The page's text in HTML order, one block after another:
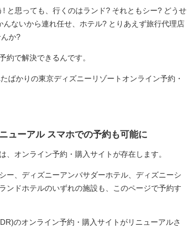
と思っても、行くのはランド? それともシー? どうせ
ないから連れ任せ、ホテル? とりあえず旅行代理店
か?
約で解決できるんです。
ばかりの東京ディズニーリゾートオンライン予約・
ューアル スマホでの予約も可能に
オンライン予約・購入サイトが存在します。
ー、ディズニーアンバサダーホテル、ディズニーシ
ンドホテルのいずれの施設も、このページで予約す
のオンライン予約・購入サイトがリニューアルさ